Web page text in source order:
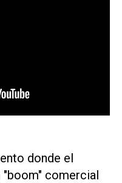
donde el
comercial